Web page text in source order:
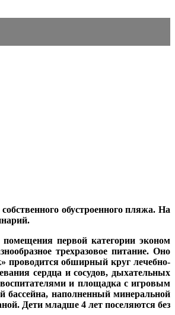
обустроенного пляжа. На
помещения первой категории эконом
трехразовое питание. Оно
проводится обширный круг лечебно-
сердца и сосудов, дыхательных
и площадка с игровым
бассейна, наполненный минеральной
Дети младше 4 лет поселяются без